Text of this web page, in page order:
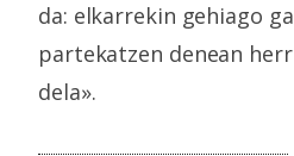
da: elkarrekin gehiago
partekatzen denean
dela».